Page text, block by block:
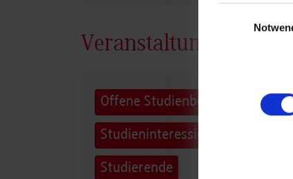
Veranstaltungen
Offene Studienberatung für
Studieninteressierte und
Studierende